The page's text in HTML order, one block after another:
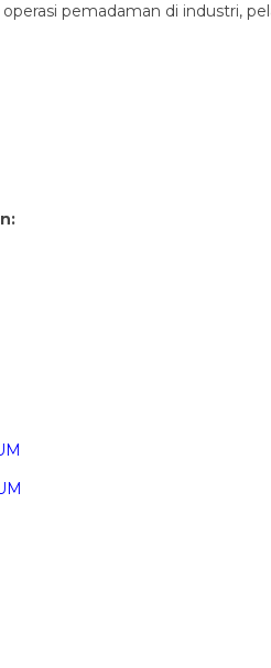
pemadaman di industri,